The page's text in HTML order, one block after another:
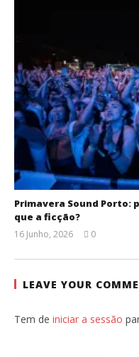
Primavera Sound Porto:
que a ficção?
16 Junho, 2026
Ventura
0
LEAVE YOUR
Tem de iniciar a sessão